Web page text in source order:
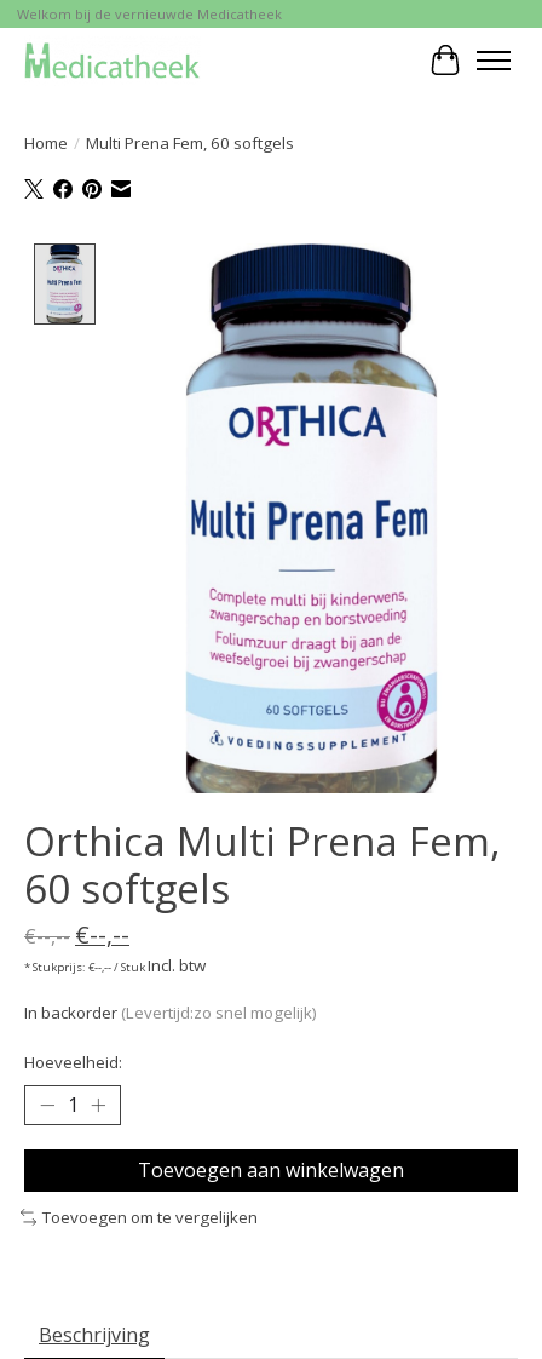
Welkom bij de vernieuwde Medicatheek
Home / Multi Prena Fem, 60 softgels
Product image slideshow Items
Orthica Multi Prena Fem,
60 softgels
€--,-- €--,--
* Stukprijs: €--,-- / StukIncl. btw
In backorder (Levertijd:zo snel mogelijk)
Hoeveelheid:
Toevoegen aan winkelwagen
Toevoegen om te vergelijken
Beschrijving